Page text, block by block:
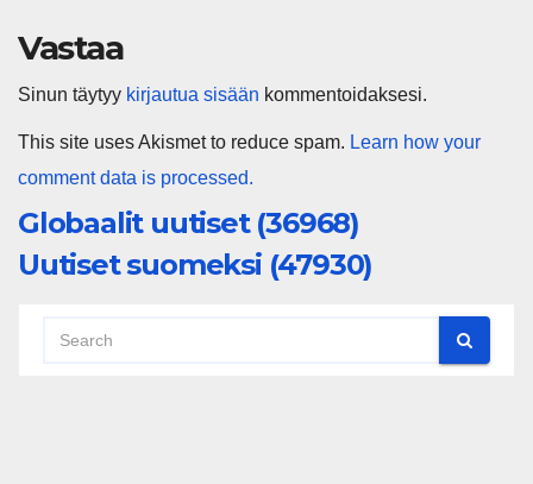
Vastaa
Sinun täytyy kirjautua sisään kommentoidaksesi.
This site uses Akismet to reduce spam. Learn how your
comment data is processed.
Globaalit uutiset (36968)
Uutiset suomeksi (47930)